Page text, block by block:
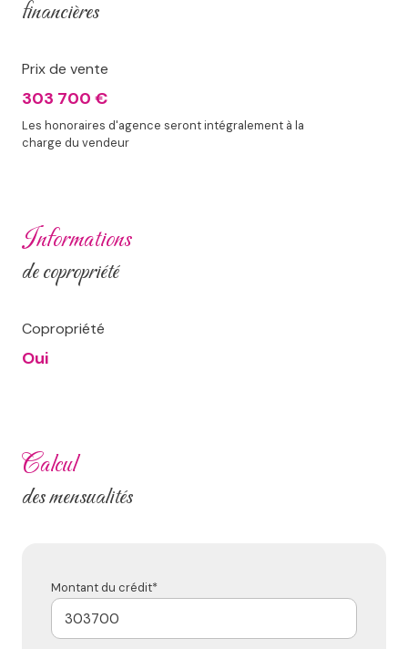
financières
Prix de vente
303 700 €
Les honoraires d'agence seront intégralement à la
charge du vendeur
informations
de copropriété
Copropriété
Oui
calcul
des mensualités
Montant du crédit*